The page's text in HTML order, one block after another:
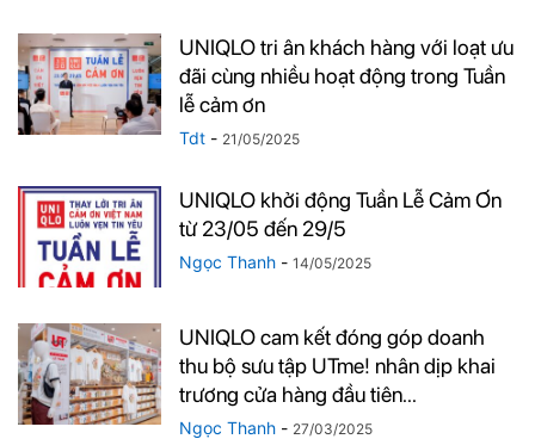
UNIQLO tri ân khách hàng với loạt ưu
đãi cùng nhiều hoạt động trong Tuần
lễ cảm ơn
Tdt - 21/05/2025
UNIQLO khởi động Tuần Lễ Cảm Ơn
từ 23/05 đến 29/5
Ngọc Thanh - 14/05/2025
UNIQLO cam kết đóng góp doanh
thu bộ sưu tập UTme! nhân dịp khai
trương cửa hàng đầu tiên...
Ngọc Thanh - 27/03/2025